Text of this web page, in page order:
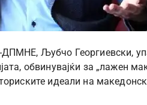
Љубчо Георгиевски,
обвинувајќи за „лажен
идеали на